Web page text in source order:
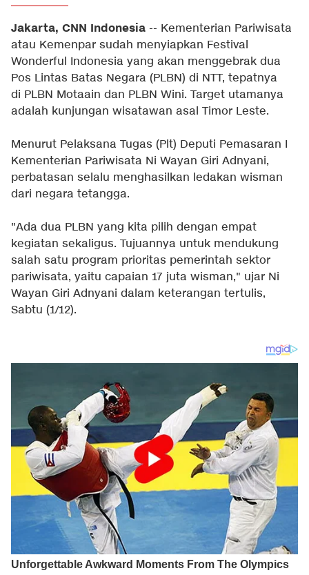
Jakarta, CNN Indonesia -- Kementerian Pariwisata
atau Kemenpar sudah menyiapkan Festival
Wonderful Indonesia yang akan menggebrak dua
Pos Lintas Batas Negara (PLBN) di NTT, tepatnya
di PLBN Motaain dan PLBN Wini. Target utamanya
adalah kunjungan wisatawan asal Timor Leste.
Menurut Pelaksana Tugas (Plt) Deputi Pemasaran I
Kementerian Pariwisata Ni Wayan Giri Adnyani,
perbatasan selalu menghasilkan ledakan wisman
dari negara tetangga.
"Ada dua PLBN yang kita pilih dengan empat
kegiatan sekaligus. Tujuannya untuk mendukung
salah satu program prioritas pemerintah sektor
pariwisata, yaitu capaian 17 juta wisman," ujar Ni
Wayan Giri Adnyani dalam keterangan tertulis,
Sabtu (1/12).